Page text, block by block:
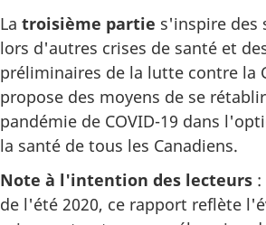
La troisième partie s'inspire des
lors d'autres crises de santé et
préliminaires de la lutte contre la
propose des moyens de se
pandémie de COVID-19 dans
la santé de tous les Canadiens.
Note à l'intention des lecteurs
de l'été 2020, ce rapport reflète